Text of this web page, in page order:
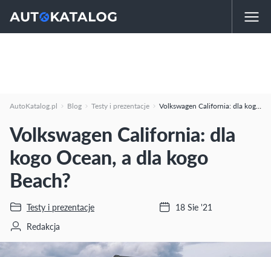
AutoKatalog.pl Blog Testy i prezentacje Volkswagen California: dla kogo Ocean, a dla kogo Beach?
Volkswagen California: dla
kogo Ocean, a dla kogo
Beach?
Testy i prezentacje
Redakcja
18 Sie '21